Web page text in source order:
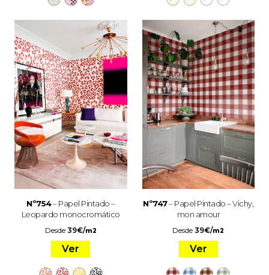
Nº754– Papel Pintado –
Leopardo monocromático
Desde 39€/m2
Ver
Nº747– Papel Pintado – Vichy,
mon amour
Desde39€/m2
Ver